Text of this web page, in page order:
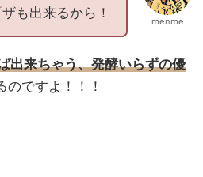
も出来るから！
menme
出来ちゃう、発酵いらずの優
のですよ！！！